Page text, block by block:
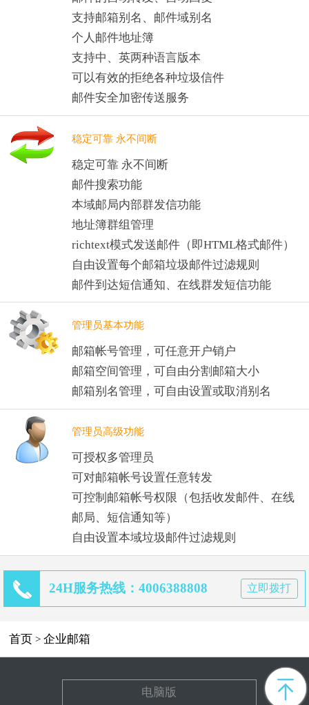
支持邮箱别名、邮件域别名
个人邮件地址簿
支持中、英两种语言版本
可以有效的拒绝各种垃圾信件
邮件安全加密传送服务
稳定可靠 永不间断
稳定可靠 永不间断
邮件搜索功能
本域邮局内部群发信功能
地址簿群组管理
richtext模式发送邮件（即HTML格式邮件）
自由设置每个邮箱垃圾邮件过滤规则
邮件到达短信通知、在线群发短信功能
管理员基本功能
邮箱帐号管理，可任意开户销户
邮箱空间管理，可自由分割邮箱大小
邮箱别名管理，可自由设置或取消别名
管理员高级功能
可授权多管理员
可对邮箱帐号设置任意转发
可控制邮箱帐号权限（包括收发邮件、在线
邮局、短信通知等）
自由设置本域垃圾邮件过滤规则
24H服务热线：4006388808 立即拨打
首页 >企业邮箱
电脑版